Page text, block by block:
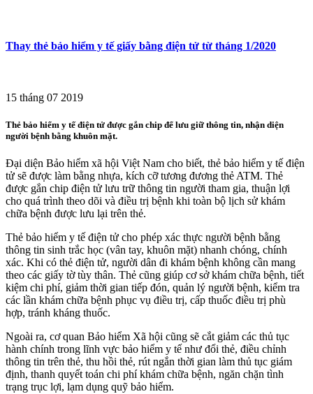
Thay thẻ bảo hiểm y tế giấy bằng điện tử từ tháng 1/2020
15 tháng 07 2019
Thẻ bảo hiểm y tế điện tử được gắn chip để lưu giữ thông tin, nhận diện
người bệnh bằng khuôn mặt.
Đại diện Bảo hiểm xã hội Việt Nam cho biết, thẻ bảo hiểm y tế điện
tử sẽ được làm bằng nhựa, kích cỡ tương đương thẻ ATM. Thẻ
được gắn chip điện tử lưu trữ thông tin người tham gia, thuận lợi
cho quá trình theo dõi và điều trị bệnh khi toàn bộ lịch sử khám
chữa bệnh được lưu lại trên thẻ.
Thẻ bảo hiểm y tế điện tử cho phép xác thực người bệnh bằng
thông tin sinh trắc học (vân tay, khuôn mặt) nhanh chóng, chính
xác. Khi có thẻ điện tử, người dân đi khám bệnh không cần mang
theo các giấy tờ tùy thân. Thẻ cũng giúp cơ sở khám chữa bệnh, tiết
kiệm chi phí, giảm thời gian tiếp đón, quản lý người bệnh, kiểm tra
các lần khám chữa bệnh phục vụ điều trị, cấp thuốc điều trị phù
hợp, tránh kháng thuốc.
Ngoài ra, cơ quan Bảo hiểm Xã hội cũng sẽ cắt giảm các thủ tục
hành chính trong lĩnh vực bảo hiểm y tế như đổi thẻ, điều chỉnh
thông tin trên thẻ, thu hồi thẻ, rút ngắn thời gian làm thủ tục giám
định, thanh quyết toán chi phí khám chữa bệnh, ngăn chặn tình
trạng trục lợi, lạm dụng quỹ bảo hiểm.